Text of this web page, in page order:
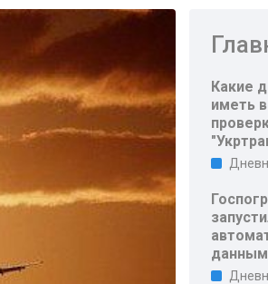
Какие
иметь